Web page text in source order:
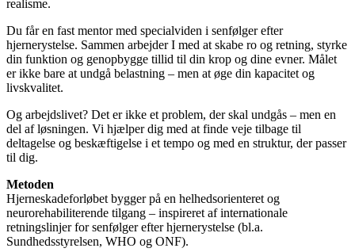
realisme.
Du får en fast mentor med specialviden i senfølger efter
hjernerystelse. Sammen arbejder I med at skabe ro og retning, styrke
din funktion og genopbygge tillid til din krop og dine evner. Målet
er ikke bare at undgå belastning – men at øge din kapacitet og
livskvalitet.
Og arbejdslivet? Det er ikke et problem, der skal undgås – men en
del af løsningen. Vi hjælper dig med at finde veje tilbage til
deltagelse og beskæftigelse i et tempo og med en struktur, der passer
til dig.
Metoden
Hjerneskadeforløbet bygger på en helhedsorienteret og
neurorehabiliterende tilgang – inspireret af internationale
retningslinjer for senfølger efter hjernerystelse (bl.a.
Sundhedsstyrelsen, WHO og ONF).